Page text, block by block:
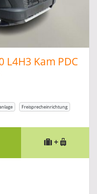
L4H3 Kam PDC
Freisprecheinrichtung
+